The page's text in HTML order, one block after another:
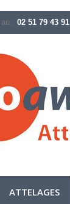
: 02 51 79 43 91
ATTELAGES